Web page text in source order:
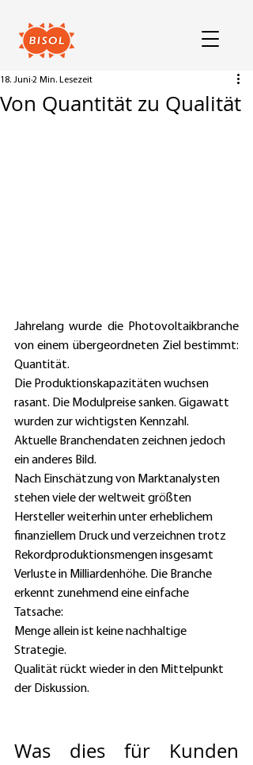
Von Quantität zu Qualität
18. Juni 2 Min. Lesezeit
Jahrelang wurde die Photovoltaikbranche
von einem übergeordneten Ziel bestimmt:
Quantität.
Die Produktionskapazitäten wuchsen
rasant. Die Modulpreise sanken. Gigawatt
wurden zur wichtigsten Kennzahl.
Aktuelle Branchendaten zeichnen jedoch
ein anderes Bild.
Nach Einschätzung von Marktanalysten
stehen viele der weltweit größten
Hersteller weiterhin unter erheblichem
finanziellem Druck und verzeichnen trotz
Rekordproduktionsmengen insgesamt
Verluste in Milliardenhöhe. Die Branche
erkennt zunehmend eine einfache
Tatsache:
Menge allein ist keine nachhaltige
Strategie.
Qualität rückt wieder in den Mittelpunkt
der Diskussion.
Was dies für Kunden